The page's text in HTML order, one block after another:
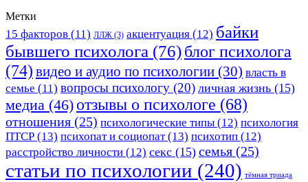
Метки
15 факторов (11) ЛЛЖ (3) акцентуация (12) байки
бывшего психолога (76)блог психолога
(74) видео и аудио по психологии (30) власть в
семье (11) вопросы психологу (20) личная жизнь (15)
медиа (46) отзывы о психологе (68)
отношения (25) психологические типы (12) психология
ПТСР (13) психопат и социопат(13) психотип (12)
расстройство личности (12) секс (15) семья (25)
статьи по психологии (240) тёмная триада